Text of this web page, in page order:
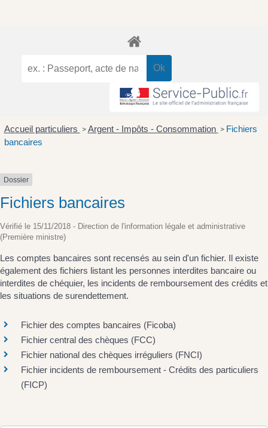
Accueil particuliers > Argent - Impôts - Consommation > Fichiers
bancaires
Dossier
Fichiers bancaires
Vérifié le 15/11/2018 - Direction de l'information légale et administrative
(Première ministre)
Les comptes bancaires sont recensés au sein d'un fichier. Il existe
également des fichiers listant les personnes interdites bancaire ou
interdites de chéquier, les incidents de remboursement des crédits et
les situations de surendettement.
Fichier des comptes bancaires (Ficoba)
Fichier central des chèques (FCC)
Fichier national des chèques irréguliers (FNCI)
Fichier incidents de remboursement - Crédits des particuliers
(FICP)